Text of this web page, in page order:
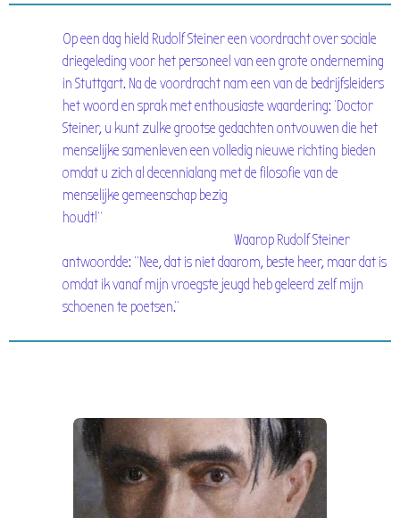
Op een dag hield Rudolf Steiner een voordracht over sociale
driegeleding voor het personeel van een grote onderneming
in Stuttgart. Na de voordracht nam een van de bedrijfsleiders
het woord en sprak met enthousiaste waardering: 'Doctor
Steiner, u kunt zulke grootse gedachten ontvouwen die het
menselijke samenleven een volledig nieuwe richting bieden
omdat u zich al decennialang met de filosofie van de
menselijke gemeenschap bezig
houdt!"
Waarop Rudolf Steiner
antwoordde: "Nee, dat is niet daarom, beste heer, maar dat is
omdat ik vanaf mijn vroegste jeugd heb geleerd zelf mijn
schoenen te poetsen."